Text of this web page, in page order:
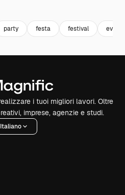
party festa festival event
i tuoi migliori lavori. Oltre
imprese, agenzie e studi.
Italiano